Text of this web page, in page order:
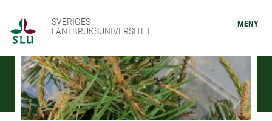
SVERIGES
LANTBRUKSUNIVERSITET
MENY